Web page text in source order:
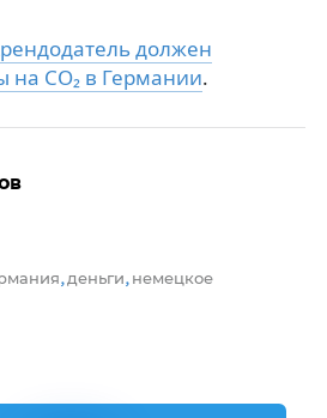
должен
на CO₂ в Германии.
, деньги, немецкое